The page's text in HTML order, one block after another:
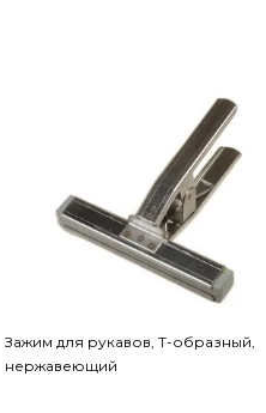
Зажим для рукавов, Т-образный,
нержавеющий